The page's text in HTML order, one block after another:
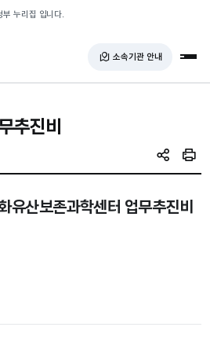
부 누리집 입니다.
화유산연구소 소속기관 안내 전
추진비
SNS 공유인쇄
산보존과학센터 업무추진비